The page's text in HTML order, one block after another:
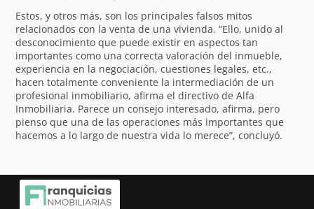
Estos, y otros más, son los principales falsos mitos
relacionados con la venta de una vivienda. “Ello, unido al
desconocimiento que puede existir en aspectos tan
importantes como una correcta valoración del inmueble,
experiencia en la negociación, cuestiones legales, etc.,
hacen totalmente conveniente la intermediación de un
profesional inmobiliario, afirma el directivo de Alfa
Inmobiliaria. Parece un consejo interesado, afirma, pero
pienso que una de las operaciones más importantes que
hacemos a lo largo de nuestra vida lo merece”, concluyó.